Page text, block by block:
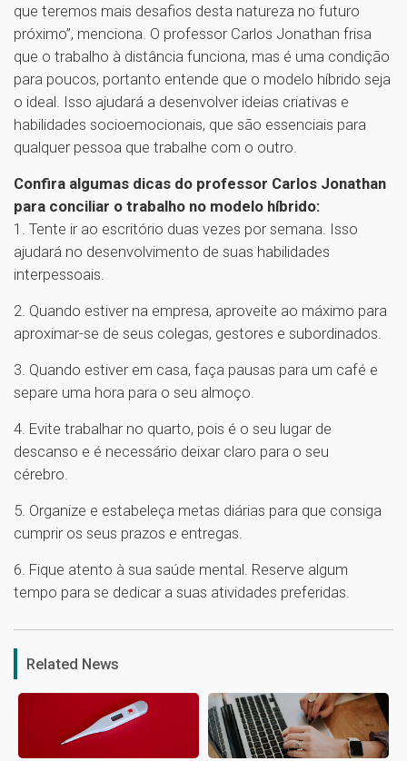
que teremos mais desafios desta natureza no futuro
próximo”, menciona. O professor Carlos Jonathan frisa
que o trabalho à distância funciona, mas é uma condição
para poucos, portanto entende que o modelo híbrido seja
o ideal. Isso ajudará a desenvolver ideias criativas e
habilidades socioemocionais, que são essenciais para
qualquer pessoa que trabalhe com o outro.
Confira algumas dicas do professor Carlos Jonathan
para conciliar o trabalho no modelo híbrido:
1. Tente ir ao escritório duas vezes por semana. Isso
ajudará no desenvolvimento de suas habilidades
interpessoais.
2. Quando estiver na empresa, aproveite ao máximo para
aproximar-se de seus colegas, gestores e subordinados.
3. Quando estiver em casa, faça pausas para um café e
separe uma hora para o seu almoço.
4. Evite trabalhar no quarto, pois é o seu lugar de
descanso e é necessário deixar claro para o seu
cérebro.
5. Organize e estabeleça metas diárias para que consiga
cumprir os seus prazos e entregas.
6. Fique atento à sua saúde mental. Reserve algum
tempo para se dedicar a suas atividades preferidas.
1
Related News